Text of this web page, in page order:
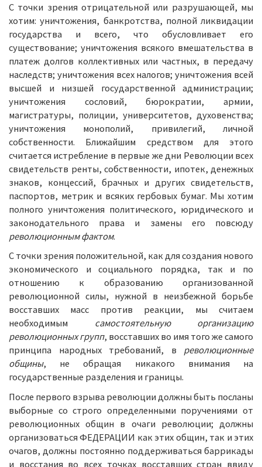
С точки зрения отрицательной или разрушающей, мы
хотим: уничтожения, банкротства, полной ликвидации
государства и всего, что обусловливает его
существование; уничтожения всякого вмешательства в
платеж долгов коллективных или частных, в передачу
наследств; уничтожения всех налогов; уничтожения всей
высшей и низшей государственной администрации;
уничтожения сословий, бюрократии, армии,
магистратуры, полиции, университетов, духовенства;
уничтожения монополий, привилегий, личной
собственности. Ближайшим средством для этого
считается истребление в первые же дни Революции всех
свидетельств ренты, собственности, ипотек, денежных
знаков, концессий, брачных и других свидетельств,
паспортов, метрик и всяких гербовых бумаг. Мы хотим
полного уничтожения политического, юридического и
законодательного права и замены его повсюду
революционным фактом.
С точки зрения положительной, как для создания нового
экономического и социального порядка, так и по
отношению к образованию организованной
революционной силы, нужной в неизбежной борьбе
восставших масс против реакции, мы считаем
необходимым самостоятельную организацию
революционных групп, восставших во имя того же самого
принципа народных требований, в революционные
общины, не обращая никакого внимания на
государственные разделения и границы.
После первого взрыва революции должны быть посланы
выборные со строго определенными поручениями от
революционных общин в очаги революции; должны
организоваться ФЕДЕРАЦИИ как этих общин, так и этих
очагов, должны постоянно поддерживаться баррикады
и восстания во всех точках восставших стран ввиду